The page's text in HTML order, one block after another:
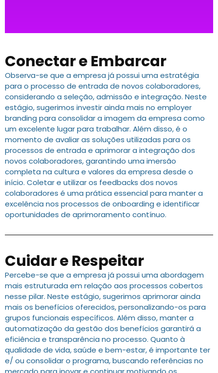
Conectar e Embarcar
Observa-se que a empresa já possui uma estratégia
para o processo de entrada de novos colaboradores,
considerando a seleção, admissão e integração. Neste
estágio, sugerimos investir ainda mais no employer
branding para consolidar a imagem da empresa como
um excelente lugar para trabalhar. Além disso, é o
momento de avaliar as soluções utilizadas para os
processos de entrada e aprimorar a integração dos
novos colaboradores, garantindo uma imersão
completa na cultura e valores da empresa desde o
início. Coletar e utilizar os feedbacks dos novos
colaboradores é uma prática essencial para manter a
excelência nos processos de onboarding e identificar
oportunidades de aprimoramento contínuo.
Cuidar e Respeitar
Percebe-se que a empresa já possui uma abordagem
mais estruturada em relação aos processos cobertos
nesse pilar. Neste estágio, sugerimos aprimorar ainda
mais os benefícios oferecidos, personalizando-os para
grupos funcionais específicos. Além disso, manter a
automatização da gestão dos benefícios garantirá a
eficiência e transparência no processo. Quanto à
qualidade de vida, saúde e bem-estar, é importante ter
e/ ou consolidar o programa, buscando referências no